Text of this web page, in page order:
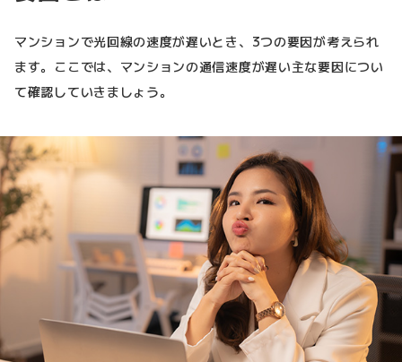
マンションで光回線の速度が遅いとき、3つの要因が考えられ
ます。ここでは、マンションの通信速度が遅い主な要因につい
て確認していきましょう。